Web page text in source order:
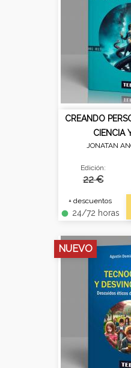
CREANDO
CIENCIA
JONATAN
Edición:
22 €
+ descuentos
fiber_manual_record 24/72 horas
NUEVO